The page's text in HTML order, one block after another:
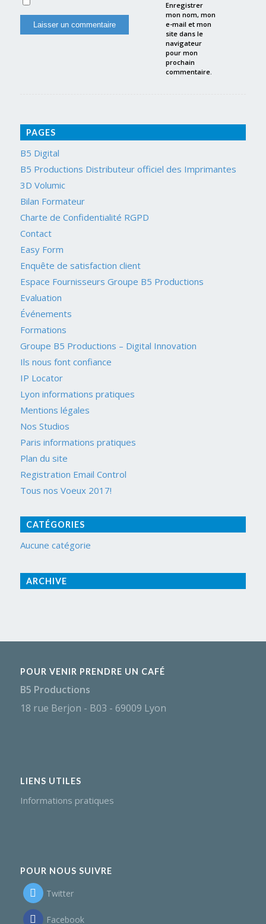
Enregistrer
mon nom, mon
e-mail et mon
site dans le
navigateur
pour mon
prochain
commentaire.
PAGES
B5 Digital
B5 Productions Distributeur officiel des Imprimantes
3D Volumic
Bilan Formateur
Charte de Confidentialité RGPD
Contact
Easy Form
Enquête de satisfaction client
Espace Fournisseurs Groupe B5 Productions
Evaluation
Événements
Formations
Groupe B5 Productions – Digital Innovation
Ils nous font confiance
IP Locator
Lyon informations pratiques
Mentions légales
Nos Studios
Paris informations pratiques
Plan du site
Registration Email Control
Tous nos Voeux 2017!
CATÉGORIES
Aucune catégorie
ARCHIVE
POUR VENIR PRENDRE UN CAFÉ
B5 Productions
18 rue Berjon - B03 - 69009 Lyon
LIENS UTILES
Informations pratiques
POUR NOUS SUIVRE
Twitter
Facebook